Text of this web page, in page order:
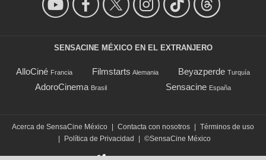
SENSACINE MÉXICO EN EL EXTRANJERO
AlloCiné Francia Filmstarts Alemania Beyazperde Turquía
AdoroCinema Brasil Sensacine España
Acerca de SensaCine México Contacta con nosotros
Términos de uso
Política de Privacidad ©SensaCine México